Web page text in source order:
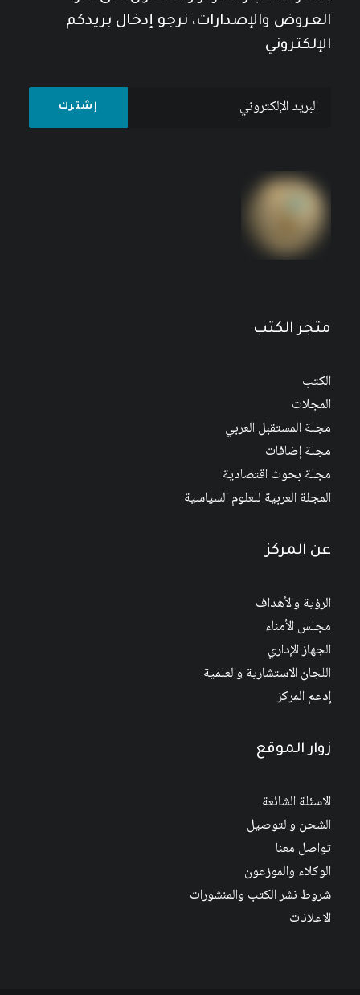
إشكاليات الوحدة – الجمهورية العربية المتحدة: بحث
العروض والإصدارات، نرجو إدخال بريدكم
الإلكتروني
متجر الكتب
الكتب
المجلات
مجلة المستقبل العربي
مجلة إضافات
مجلة بحوث اقتصادية
المجلة العربية للعلوم السياسية
عن المركز
الرؤية والأهداف
مجلس الأمناء
الجهاز الإداري
اللجان الاستشارية والعلمية
إدعم المركز
زوار الموقع
الاسئلة الشائعة
الشحن والتوصيل
تواصل معنا
الوكلاء والموزعون
شروط نشر الكتب والمنشورات
الاعلانات